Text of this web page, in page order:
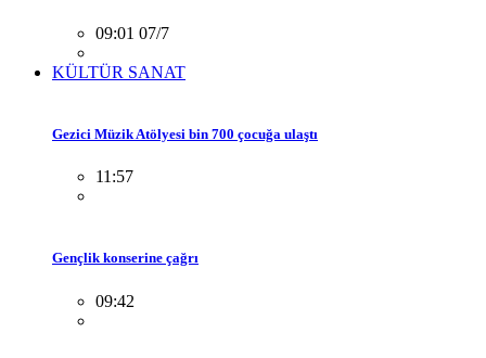
09:01 07/7
KÜLTÜR SANAT
Gezici Müzik Atölyesi bin 700 çocuğa ulaştı
11:57
Gençlik konserine çağrı
09:42